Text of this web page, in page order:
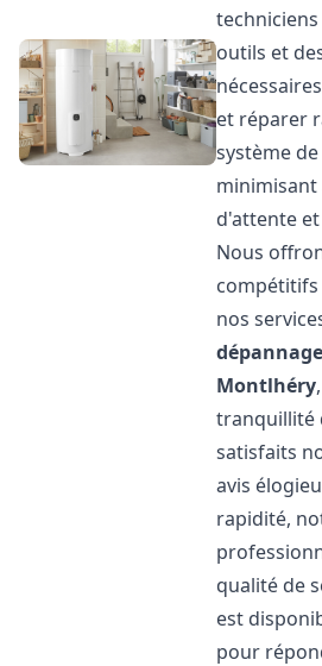
outils et
et réparer
système
minimisant
d'attente
Nous
nos
Montlhéry
tranquillité
satisfaits
avis
rapidité,
qualité de
est
pour